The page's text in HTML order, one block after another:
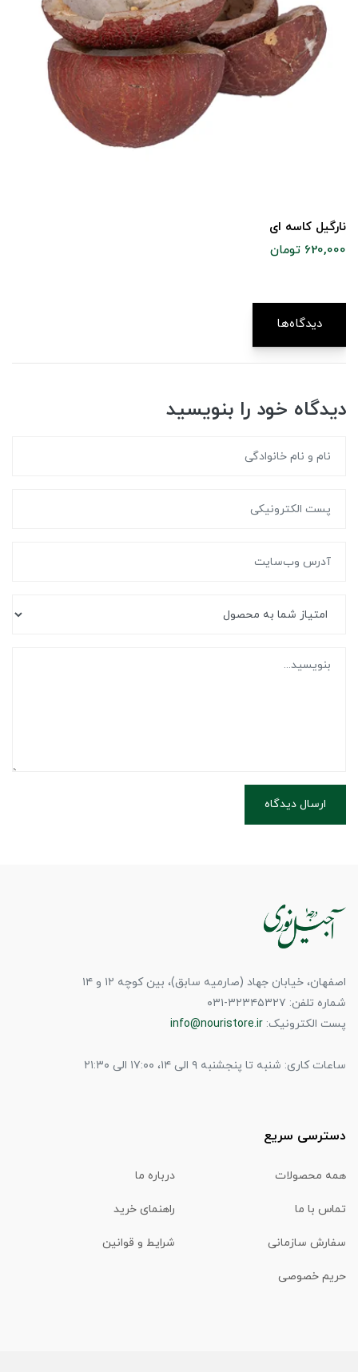
نارگیل کاسه ای
620,000 تومان
دیدگاه‌ها
دیدگاه خود را بنویسید
ارسال دیدگاه
اصفهان، خیابان جهاد (صارمیه سابق)، بین کوچه ۱۲ و ۱۴
شماره تلفن: ۳۲۳۴۵۳۲۷-۰۳۱
پست الکترونیک: info@nouristore.ir
ساعات کاری: شنبه تا پنجشنبه ۹ الی ۱۴، ۱۷:۰۰ الی ۲۱:۳۰
دسترسی سریع
همه محصولات درباره ما
تماس با ما راهنمای خرید
سفارش سازمانی شرایط و قوانین
حریم خصوصی